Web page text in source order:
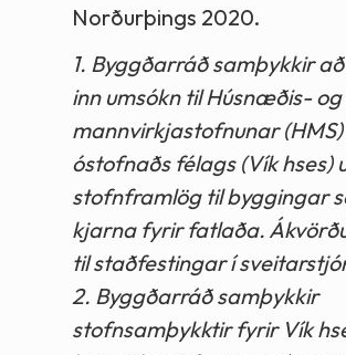
Norðurþings 2020.
1. Byggðarráð samþykkir
inn umsókn til Húsnæðis- og
mannvirkjastofnunar
óstofnaðs félags (Vík hses)
stofnframlög til byggingar
kjarna fyrir fatlaða.
til staðfestingar í
2. Byggðarráð samþykkir
stofnsamþykktir fyrir Vík